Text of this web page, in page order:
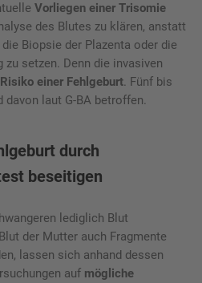
Vorliegen einer Trisomie
des Blutes zu klären, anstatt
Biopsie der Plazenta oder die
setzen. Denn die invasiven
Risiko einer Fehlgeburt. Fünf bis
davon laut G-BA betroffen.
durch
beseitigen
lediglich Blut
der Mutter auch Fragmente
lassen sich anhand dessen
auf mögliche